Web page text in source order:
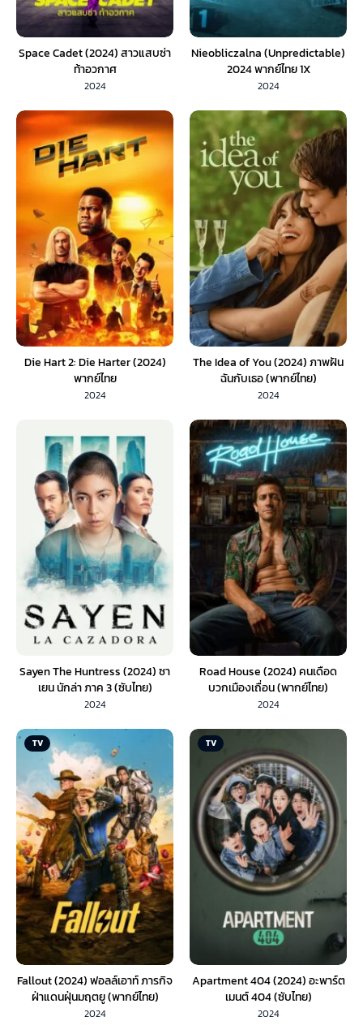
Space Cadet (2024) สาวแสบซ่า
ท้าอวกาศ
2024
Nieobliczalna (Unpredictable)
2024 พากย์ไทย 1X
2024
Die Hart 2: Die Harter (2024)
พากย์ไทย
2024
The Idea of You (2024) ภาพฝัน
ฉันกับเธอ (พากย์ไทย)
2024
Sayen The Huntress (2024) ซา
เยน นักล่า ภาค 3 (ซับไทย)
2024
Road House (2024) คนเดือด
บวกเมืองเถื่อน (พากย์ไทย)
2024
TV
Fallout (2024) ฟอลล์เอาท์ ภารกิจ
ฝ่าแดนฝุ่นมฤตยู (พากย์ไทย)
2024
TV
Apartment 404 (2024) อะพาร์ต
เมนต์ 404 (ซับไทย)
2024